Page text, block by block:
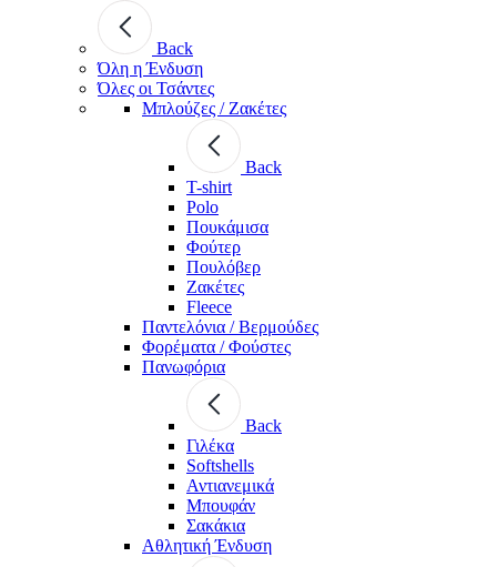
Back
Όλη η Ένδυση
Όλες οι Τσάντες
Μπλούζες / Ζακέτες
Back
T-shirt
Polo
Πουκάμισα
Φούτερ
Πουλόβερ
Ζακέτες
Fleece
Παντελόνια / Βερμούδες
Φορέματα / Φούστες
Πανωφόρια
Back
Γιλέκα
Softshells
Αντιανεμικά
Μπουφάν
Σακάκια
Αθλητική Ένδυση